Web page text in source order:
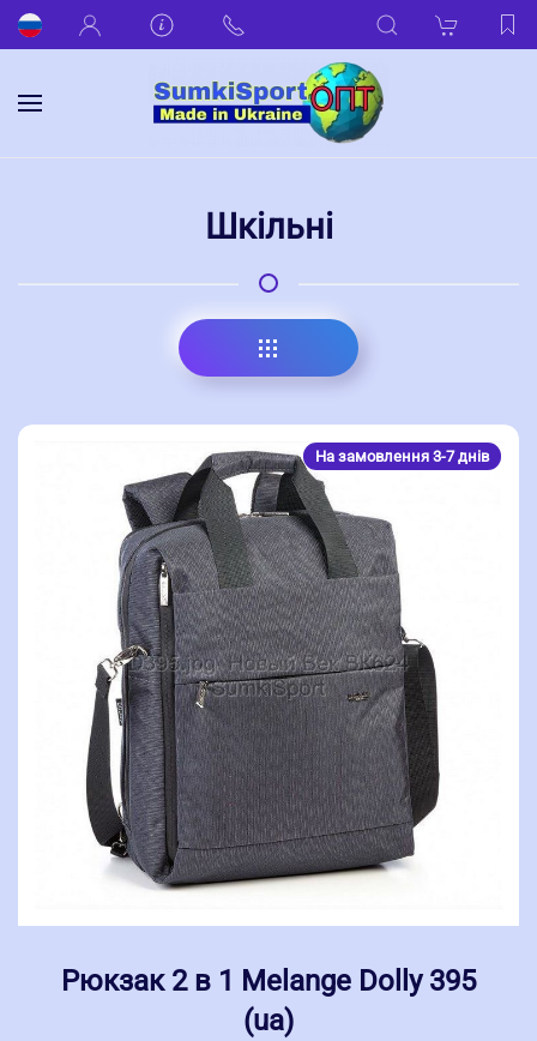
Шкільні
На замовлення 3-7 днів
Рюкзак 2 в 1 Melange Dolly 395
(ua)